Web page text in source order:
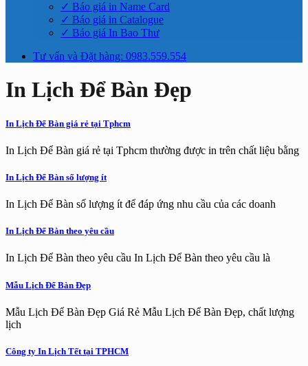
✓ Báo giá in Name Card
✓ Báo giá in Catalogue
✓ Báo giá In Bao Thư
Tư vấn và Đặt hàng: 0983.559.554
In Lịch Để Bàn Đẹp
In Lịch Để Bàn giá rẻ tại Tphcm
In Lịch Để Bàn giá rẻ tại Tphcm thường được in trên chất liệu bằng
In Lịch Để Bàn số lượng ít
In Lịch Để Bàn số lượng ít để đáp ứng nhu cầu của các doanh
In Lịch Để Bàn theo yêu cầu
In Lịch Để Bàn theo yêu cầu In Lịch Để Bàn theo yêu cầu là
Mẫu Lịch Để Bàn Đẹp
Mẫu Lịch Để Bàn Đẹp Giá Rẻ Mẫu Lịch Để Bàn Đẹp, chất lượng
lịch
Công ty In Lịch Tết tại TPHCM